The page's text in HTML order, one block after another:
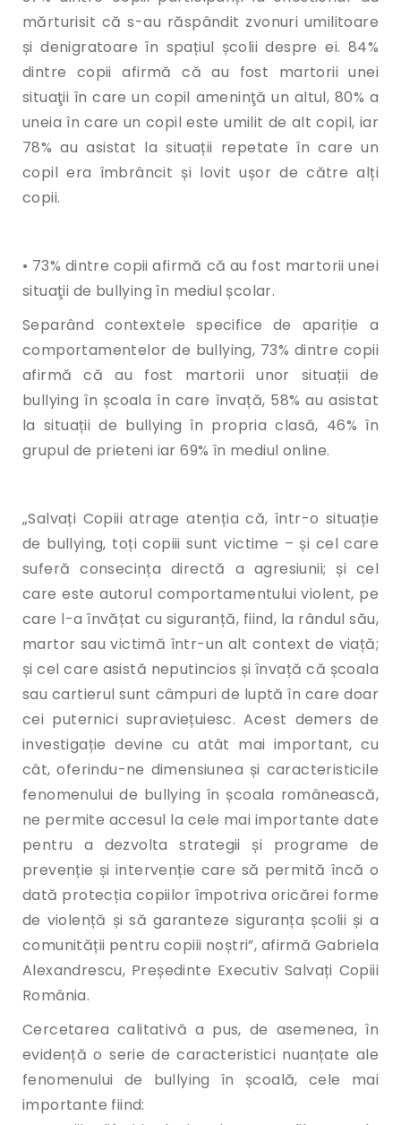
mărturisit că s-au răspândit zvonuri umilitoare
și denigratoare în spațiul școlii despre ei. 84%
dintre copii afirmă că au fost martorii unei
situaţii în care un copil ameninţă un altul, 80% a
uneia în care un copil este umilit de alt copil, iar
78% au asistat la situații repetate în care un
copil era îmbrâncit și lovit ușor de către alți
copii.
• 73% dintre copii afirmă că au fost martorii unei
situaţii de bullying în mediul școlar.
Separând contextele specifice de apariție a
comportamentelor de bullying, 73% dintre copii
afirmă că au fost martorii unor situații de
bullying în școala în care învață, 58% au asistat
la situații de bullying în propria clasă, 46% în
grupul de prieteni iar 69% în mediul online.
„Salvați Copiii atrage atenția că, într-o situație
de bullying, toți copiii sunt victime – și cel care
suferă consecința directă a agresiunii; și cel
care este autorul comportamentului violent, pe
care l-a învățat cu siguranță, fiind, la rândul său,
martor sau victimă într-un alt context de viață;
și cel care asistă neputincios și învață că școala
sau cartierul sunt câmpuri de luptă în care doar
cei puternici supraviețuiesc. Acest demers de
investigație devine cu atât mai important, cu
cât, oferindu-ne dimensiunea și caracteristicile
fenomenului de bullying în școala românească,
ne permite accesul la cele mai importante date
pentru a dezvolta strategii și programe de
prevenție și intervenție care să permită încă o
dată protecția copiilor împotriva oricărei forme
de violență și să garanteze siguranța școlii și a
comunității pentru copiii noștri”, afirmă Gabriela
Alexandrescu, Președinte Executiv Salvați Copiii
România.
Cercetarea calitativă a pus, de asemenea, în
evidență o serie de caracteristici nuanțate ale
fenomenului de bullying în școală, cele mai
importante fiind: